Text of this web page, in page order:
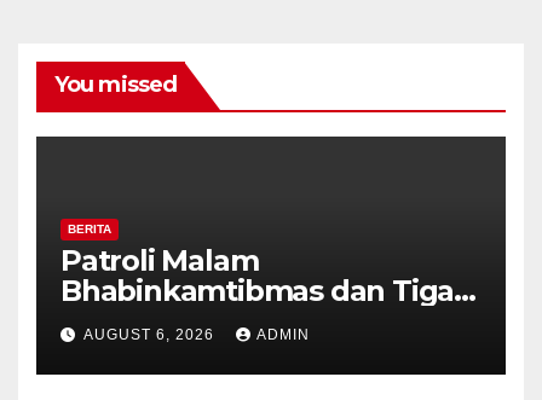
You missed
BERITA
Patroli Malam
Bhabinkamtibmas dan Tiga
Pilar Kelurahan Ungaran
Perkuat Kamtibmas, Warga
Diajak Aktifkan Ronda
AUGUST 6, 2026 ADMIN